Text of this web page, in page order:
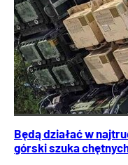
Będą działać w
górski szuka